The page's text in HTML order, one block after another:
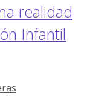
realidad
Infantil